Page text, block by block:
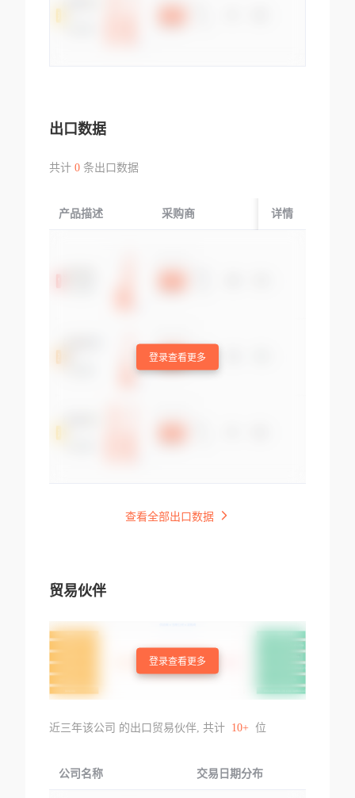
出口数据
共计 0条出口数据
产品描述 采购商 起运国/地区
详情
登录查看更多
查看全部出口数据
贸易伙伴
登录查看更多
近三年该公司 的出口贸易伙伴, 共计 10+ 位
公司名称 交易日期分布